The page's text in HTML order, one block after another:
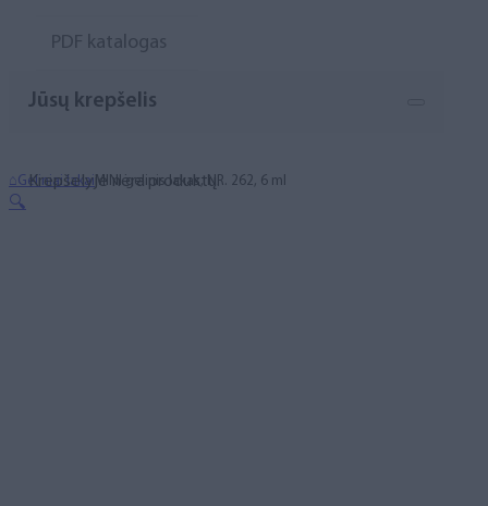
PDF katalogas
Jūsų krepšelis
Krepšelyje nėra produktų.
⌂Geliniai lakai MINI gelinis lakas, NR. 262, 6 ml
🔍